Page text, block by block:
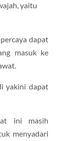
yaitu
dapat
masuk ke
yakini dapat
ini masih
menyadari